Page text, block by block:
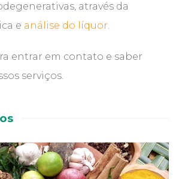
através da
e análise do líquor.
entrar em contato e saber
serviços.